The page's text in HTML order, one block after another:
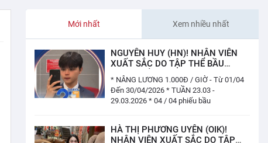
Mới nhất Xem nhiều nhất
NGUYỄN HUY (HN)! NHÂN VIÊN
XUẤT SẮC DO TẬP THỂ BẦU
CHỌN TUẦN 23.03 - 29.03.2026
(04 / 04 PHIẾU)
* NÂNG LƯƠNG 1.000Đ / GIỜ - Từ 01/04
Đến 30/04/2026 * TUẦN 23.03 -
29.03.2026 * 04 / 04 phiếu bầu
HÀ THỊ PHƯƠNG UYÊN (OIK)!
NHÂN VIÊN XUẤT SẮC DO TẬP